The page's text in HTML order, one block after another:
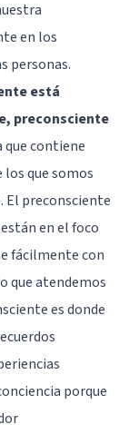
en los
personas.
está
preconsciente
que contiene
que somos
El preconsciente
en el foco
fácilmente con
que atendemos
es donde
porque